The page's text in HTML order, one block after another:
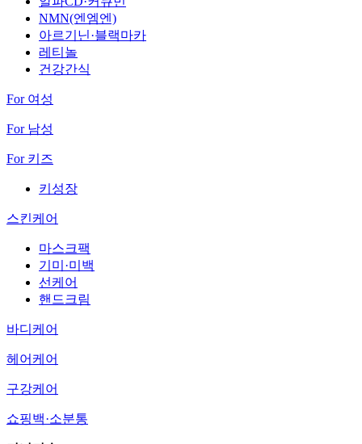
NMN(엔엠엔)
아르기닌·블랙마카
레티놀
건강간식
For 여성
For 남성
For 키즈
키성장
스킨케어
마스크팩
기미·미백
선케어
핸드크림
바디케어
헤어케어
구강케어
쇼핑백·소분통